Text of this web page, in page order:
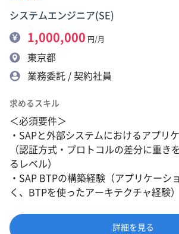
システムエンジニア(SE)
1,000,000 円/月
東京都
業務委託 / 契約社員
求めるスキル
＜必須要件＞
・SAPと外部システムにおけるアプリ
（認証方式・プロトコルの差分に重き
るレベル）
・SAP BTPの構築経験（アプリケーシ
く、BTPを使ったアーキテクチャ経験）
詳細を見る